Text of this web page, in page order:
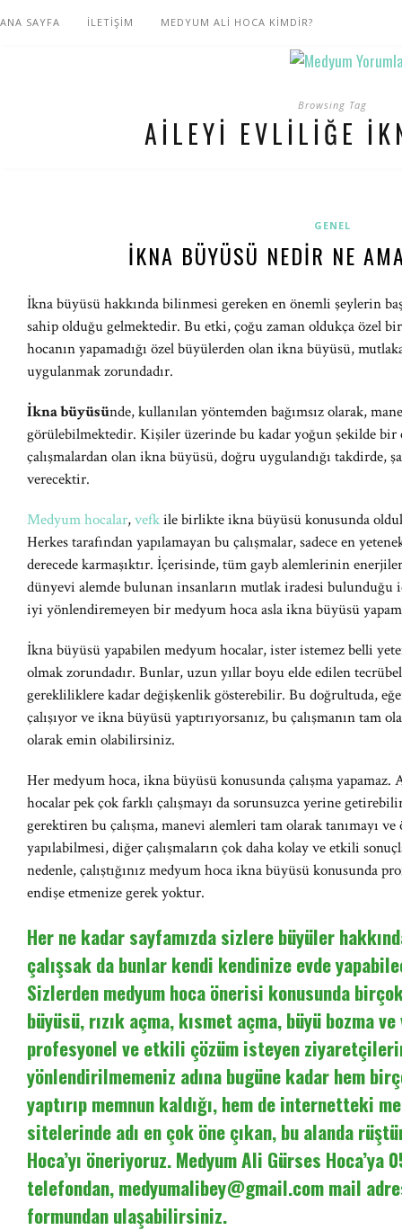
ANA SAYFA İLETİŞİM MEDYUM ALİ HOCA KİMDİR?
Browsing Tag
AILEYI EVLILIĞE
GENEL
İKNA BÜYÜSÜ NEDIR NE
İkna büyüsü hakkında bilinmesi gereken en önemli şeylerin
sahip olduğu gelmektedir. Bu etki, çoğu zaman oldukça özel
hocanın yapamadığı özel büyülerden olan ikna büyüsü,
uygulanmak zorundadır.
İkna büyüsünde, kullanılan yöntemden bağımsız olarak,
görülebilmektedir. Kişiler üzerinde bu kadar yoğun şekilde
çalışmalardan olan ikna büyüsü, doğru uygulandığı takdirde,
verecektir.
Medyum hocalar,vefkile birlikte ikna büyüsü konusunda
Herkes tarafından yapılamayan bu çalışmalar, sadece en
derecede karmaşıktır. İçerisinde, tüm gayb alemlerinin
dünyevi alemde bulunan insanların mutlak iradesi bulunduğu
iyi yönlendiremeyen bir medyum hoca asla ikna büyüsü
İkna büyüsü yapabilen medyum hocalar, ister istemez belli
olmak zorundadır. Bunlar, uzun yıllar boyu elde edilen
gerekliliklere kadar değişkenlik gösterebilir. Bu doğrultuda,
çalışıyor ve ikna büyüsü yaptırıyorsanız, bu çalışmanın tam
olarak emin olabilirsiniz.
Her medyum hoca, ikna büyüsü konusunda çalışma
hocalar pek çok farklı çalışmayı da sorunsuzca yerine
gerektiren bu çalışma, manevi alemleri tam olarak tanımayı
yapılabilmesi, diğer çalışmaların çok daha kolay ve etkili
nedenle, çalıştığınız medyum hoca ikna büyüsü konusunda
endişe etmenize gerek yoktur.
Her ne kadar sayfamızda sizlere büyüler
çalışsak da bunlar kendi kendinize evde
Sizlerden medyum hoca önerisi konusunda
büyüsü, rızık açma, kısmet açma, büyü bozma
profesyonel ve etkili çözüm isteyen
yönlendirilmemeniz adına bugüne kadar hem
yaptırıp memnun kaldığı, hem de internetteki
sitelerinde adı en çok öne çıkan, bu alanda
Hoca’yı öneriyoruz. Medyum Ali Gürses Hoca’ya
telefondan,medyumalibey@gmail.commail
formundan ulaşabilirsiniz.